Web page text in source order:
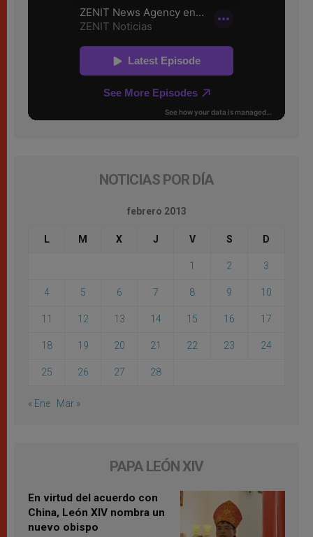
NOTICIAS POR DÍA
febrero 2013
L M X J V S D
1 2 3
4 5 6 7 8 9 10
11 12 13 14 15 16 17
18 19 20 21 22 23 24
25 26 27 28
« Ene Mar »
PAPA LEÓN XIV
En virtud del acuerdo con
China, León XIV nombra un
nuevo obispo